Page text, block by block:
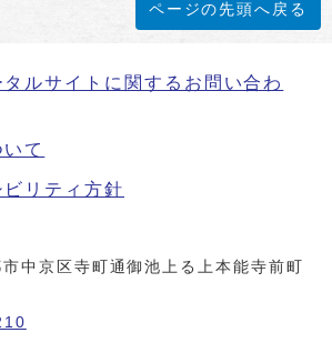
ページの先頭へ戻る
ルサイトに関するお問い合わ
て
リティ方針
京区寺町通御池上る上本能寺前町